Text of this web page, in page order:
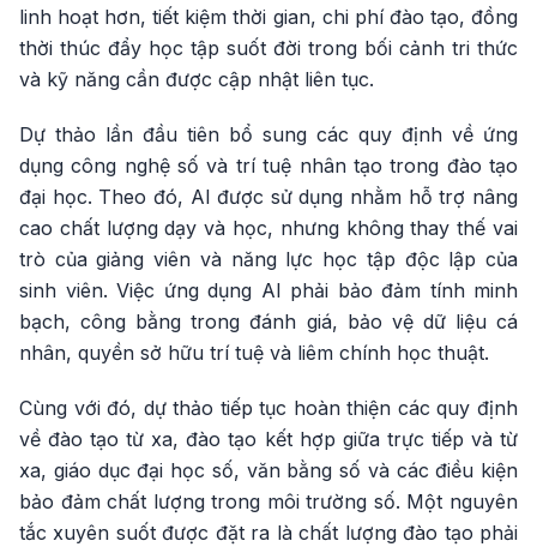
linh hoạt hơn, tiết kiệm thời gian, chi phí đào tạo, đồng
thời thúc đẩy học tập suốt đời trong bối cảnh tri thức
và kỹ năng cần được cập nhật liên tục.
Dự thảo lần đầu tiên bổ sung các quy định về ứng
dụng công nghệ số và trí tuệ nhân tạo trong đào tạo
đại học. Theo đó, AI được sử dụng nhằm hỗ trợ nâng
cao chất lượng dạy và học, nhưng không thay thế vai
trò của giảng viên và năng lực học tập độc lập của
sinh viên. Việc ứng dụng AI phải bảo đảm tính minh
bạch, công bằng trong đánh giá, bảo vệ dữ liệu cá
nhân, quyền sở hữu trí tuệ và liêm chính học thuật.
Cùng với đó, dự thảo tiếp tục hoàn thiện các quy định
về đào tạo từ xa, đào tạo kết hợp giữa trực tiếp và từ
xa, giáo dục đại học số, văn bằng số và các điều kiện
bảo đảm chất lượng trong môi trường số. Một nguyên
tắc xuyên suốt được đặt ra là chất lượng đào tạo phải